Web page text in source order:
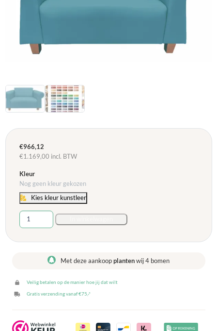
€966,12
€1.169,00 incl. BTW
Kleur
Nog geen kleur gekozen
Kies kleur kunstleer
Zitbank
Vietnam
zits
aantal
Met deze aankoop plantenwij 4 bomen
Veilig betalen op de manier hoe jij dat wilt
Gratis verzending vanaf €75,-*